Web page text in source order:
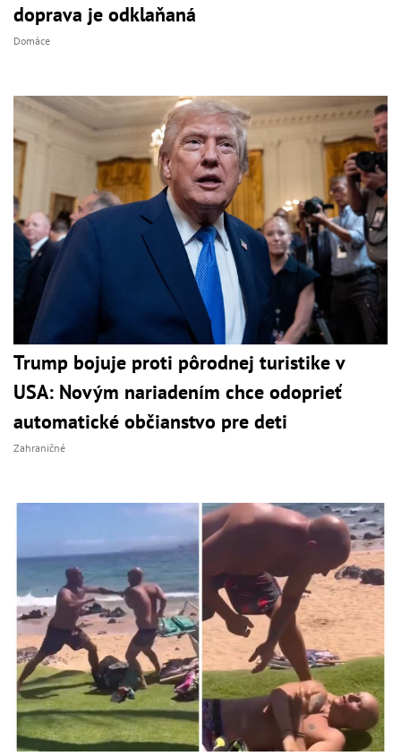
doprava je odklaňaná
Domáce
Trump bojuje proti pôrodnej turistike v
USA: Novým nariadením chce odoprieť
automatické občianstvo pre deti
Zahraničné